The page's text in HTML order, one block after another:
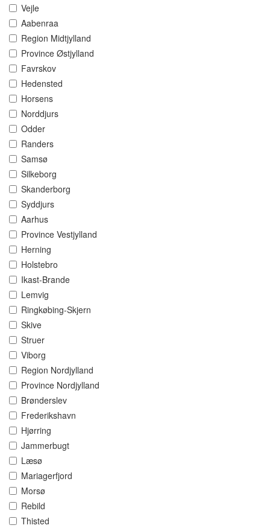
Vejle
Aabenraa
Region Midtjylland
Province Østjylland
Favrskov
Hedensted
Horsens
Norddjurs
Odder
Randers
Samsø
Silkeborg
Skanderborg
Syddjurs
Aarhus
Province Vestjylland
Herning
Holstebro
Ikast-Brande
Lemvig
Ringkøbing-Skjern
Skive
Struer
Viborg
Region Nordjylland
Province Nordjylland
Brønderslev
Frederikshavn
Hjørring
Jammerbugt
Læsø
Mariagerfjord
Morsø
Rebild
Thisted